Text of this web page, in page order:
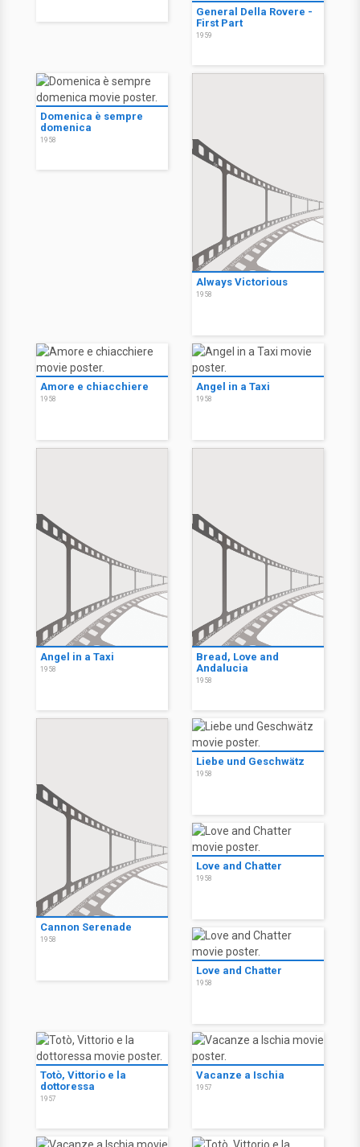
General Della Rovere -
First Part
1959
Domenica è sempre
domenica
1958
Always Victorious
1958
Amore e chiacchiere
1958
Angel in a Taxi
1958
Angel in a Taxi
1958
Bread, Love and
Andalucia
1958
Cannon Serenade
1958
Liebe und Geschwätz
1958
Love and Chatter
1958
Love and Chatter
1958
Totò, Vittorio e la
dottoressa
1957
Vacanze a Ischia
1957